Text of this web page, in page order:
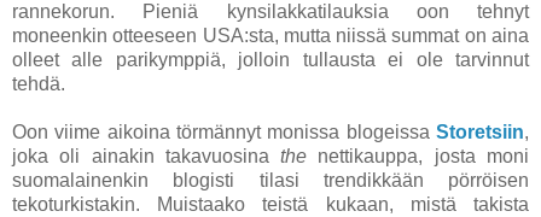
rannekorun. Pieniä kynsilakkatilauksia oon tehnyt
moneenkin otteeseen USA:sta, mutta niissä summat on aina
olleet alle parikymppiä, jolloin tullausta ei ole tarvinnut
tehdä.
Oon viime aikoina törmännyt monissa blogeissa Storetsiin,
joka oli ainakin takavuosinathe nettikauppa, josta moni
suomalainenkin blogisti tilasi trendikkään pörröisen
tekoturkistakin. Muistaako teistä kukaan, mistä takista